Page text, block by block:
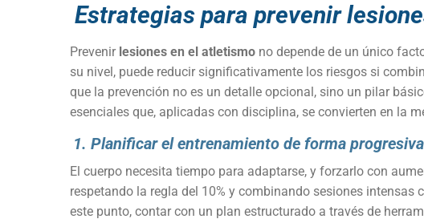
Estrategias para prevenir
Prevenir lesiones en el atletismo no depende de un único
su nivel, puede reducir significativamente los riesgos si
que la prevención no es un detalle opcional, sino un pilar
esenciales que, aplicadas con disciplina, se convierten en la
1. Planificar el entrenamiento de forma progresiva
El cuerpo necesita tiempo para adaptarse, y forzarlo con
respetando la regla del 10% y combinando sesiones
este punto, contar con un plan estructurado a través de